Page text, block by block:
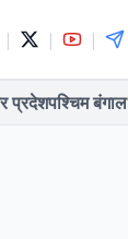
| | |
प्रदेशपश्चिम बंगाल